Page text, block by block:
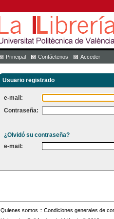
Principal Contáctenos Acceder
Usuario registrado
e-mail:
Contraseña:
¿Olvidó su contraseña?
e-mail:
Quienes somos :: Condiciones generales de